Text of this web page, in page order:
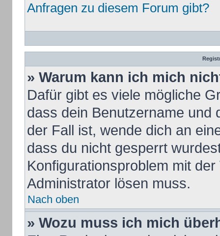
Anfragen zu diesem Forum gibt?
» Warum kann ich mich
Dafür gibt es viele mögliche
dass dein Benutzername und
der Fall ist, wende dich an
dass du nicht gesperrt
Konfigurationsproblem mit
Administrator lösen muss.
Nach oben
» Wozu muss ich mich